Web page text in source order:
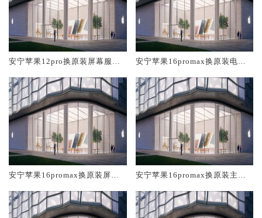
安宁苹果12pro换原装屏幕服务
安宁苹果16promax换原装电池
安宁苹果16promax换原装屏幕
安宁苹果16promax换原装主板